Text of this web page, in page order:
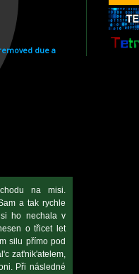
na misi.
a tak rychle
ho nechala v
o třicet let
silu přímo pod
zat'nik'atelem,
Při následné